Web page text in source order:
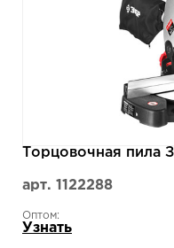
Торцовочная пила
арт. 1122288
Оптом:
Узнать